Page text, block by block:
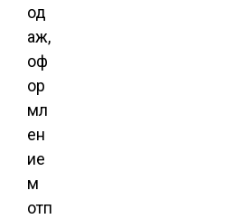
од
аж,
оф
ор
мл
ен
ие
м
отп